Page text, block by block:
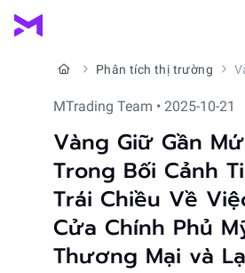
Phân tích thị trường
MTrading Team • 2025-10-21
Vàng Giữ Gần
Trong Bối Cảnh
Trái Chiều Về
Cửa Chính Phủ
Thương Mại và